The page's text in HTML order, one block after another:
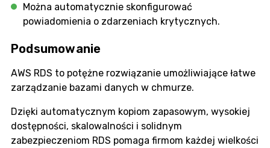
Można automatycznie skonfigurować
powiadomienia o zdarzeniach krytycznych.
Podsumowanie
AWS RDS to potężne rozwiązanie umożliwiające łatwe
zarządzanie bazami danych w chmurze.
Dzięki automatycznym kopiom zapasowym, wysokiej
dostępności, skalowalności i solidnym
zabezpieczeniom RDS pomaga firmom każdej wielkości